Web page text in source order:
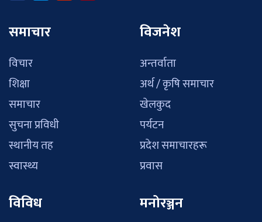
समाचार
विचार
शिक्षा
समाचार
सुचना प्रविधी
स्थानीय तह
स्वास्थ्य
विजनेश
अन्तर्वाता
अर्थ / कृषि समाचार
खेलकुद
पर्यटन
प्रदेश समाचारहरू
प्रवास
विविध मनोरञ्जन